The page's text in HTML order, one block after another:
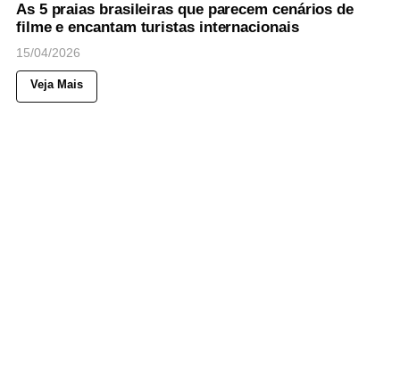
As 5 praias brasileiras que parecem cenários de
filme e encantam turistas internacionais
15/04/2026
Veja Mais